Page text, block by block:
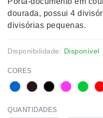
dourada, possui 4
divisórias pequenas.
Disponibilidade: Disponível
CORES
QUANTIDADES